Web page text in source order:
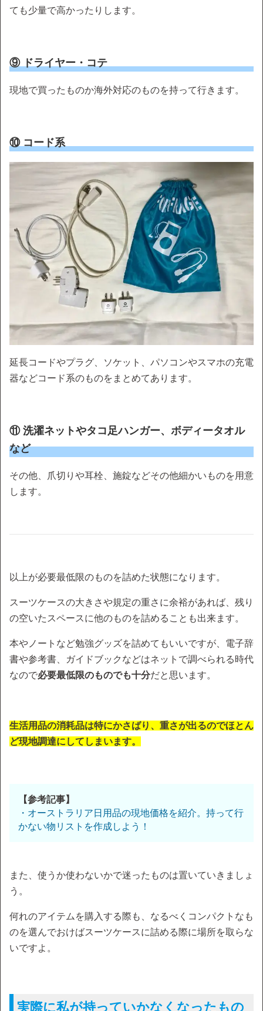
ても少量で高かったりします。
⑨ ドライヤー・コテ
現地で買ったものか海外対応のものを持って行きます。
⑩ コード系
延長コードやプラグ、ソケット、パソコンやスマホの充電
器などコード系のものをまとめてあります。
⑪ 洗濯ネットやタコ足ハンガー、ボディータオル
など
その他、爪切りや耳栓、施錠などその他細かいものを用意
します。
以上が必要最低限のものを詰めた状態になります。
スーツケースの大きさや規定の重さに余裕があれば、残り
の空いたスペースに他のものを詰めることも出来ます。
本やノートなど勉強グッズを詰めてもいいですが、電子辞
書や参考書、ガイドブックなどはネットで調べられる時代
なので必要最低限のものでも十分だと思います。
生活用品の消耗品は特にかさばり、重さが出るのでほとん
ど現地調達にしてしまいます。
【参考記事】
・オーストラリア日用品の現地価格を紹介。持って行
かない物リストを作成しよう！
また、使うか使わないかで迷ったものは置いていきましょ
う。
何れのアイテムを購入する際も、なるべくコンパクトなも
のを選んでおけばスーツケースに詰める際に場所を取らな
いですよ。
実際に私が持っていかなくなったもの